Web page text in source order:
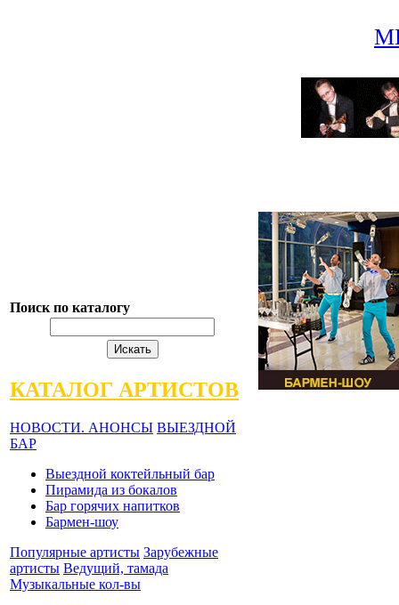
Поиск по каталогу
КАТАЛОГ АРТИСТОВ
НОВОСТИ. АНОНСЫ ВЫЕЗДНОЙ
БАР
Выездной коктейльный бар
Пирамида из бокалов
Бар горячих напитков
Бармен-шоу
Популярные артисты Зарубежные
артисты Ведущий, тамада
Музыкальные кол-вы